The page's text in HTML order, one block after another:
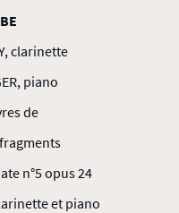
clarinette
piano
de
n°5 opus 24
et piano